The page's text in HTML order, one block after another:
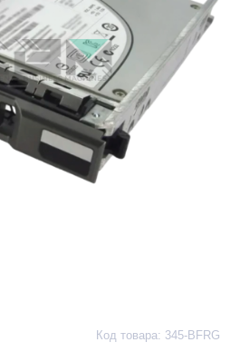
Код товара: 345-BFRG